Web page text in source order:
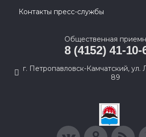
Контакты пресс-службы
Общественная
8 (4152) 41-10-
г. Петропавловск-Камчатский, ул.
89